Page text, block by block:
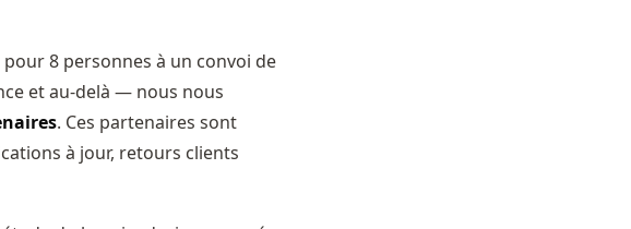
8 personnes à un convoi de
et au-delà — nous nous
. Ces partenaires sont
à jour, retours clients